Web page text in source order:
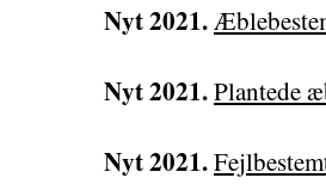
Nyt 2021.
Nyt 2021.Plantede
Nyt 2021.